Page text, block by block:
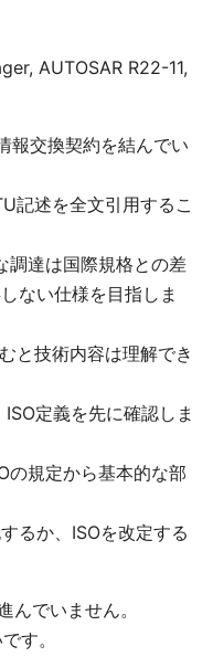
AUTOSAR R22-11,
報交換契約を結んでい
記述を全文引用するこ
調達は国際規格との差
ない仕様を目指しま
と技術内容は理解でき
定義を先に確認しま
の規定から基本的な部
るか、ISOを改定する
んでいません。
す。